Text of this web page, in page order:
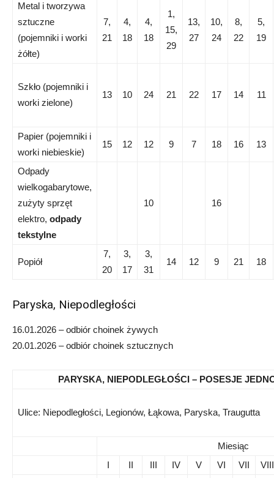
Metal i tworzywa
sztuczne
(pojemniki i worki
żółte)
7,
21
4,
18
4,
18
1,
15,
29
13,
27
10,
24
8,
22
5,
19
Szkło (pojemniki i
worki zielone)
13 10 24 21 22 17 14 11
Papier (pojemniki i
worki niebieskie)
15 12 12 9 7 18 16 13
Odpady
wielkogabarytowe,
zużyty sprzęt
elektro, odpady
tekstylne
10 16
Popiół
7,
20
3,
17
3,
31
14 12 9 21 18
Paryska, Niepodległości
16.01.2026 – odbiór choinek żywych
20.01.2026 – odbiór choinek sztucznych
PARYSKA, NIEPODLEGŁOŚCI – POSESJE
Ulice: Niepodległości, Legionów, Łąkowa, Paryska, Traugutta
Miesiąc
I
II III IV V VI VII
VIII